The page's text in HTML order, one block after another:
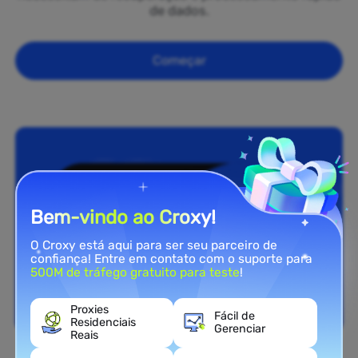
de dados.
Começar
Bem-vindo ao Croxy!
O Croxy está aqui para ser seu parceiro de
confiança! Entre em contato com o suporte para
500M de tráfego gratuito para teste!
Proxies
Residenciais
Reais
Fácil de
Gerenciar